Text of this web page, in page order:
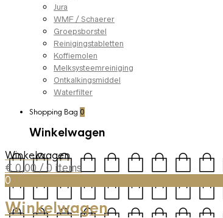
Jura
WMF / Schaerer
Groepsborstel
Reinigingstabletten
Koffiemolen
Melksysteemreiniging
Ontkalkingsmiddel
Waterfilter
Shopping Bag 0
Winkelwagen
Winkelwagen
€ 0,00 / 0 items
0
Winkelwagen